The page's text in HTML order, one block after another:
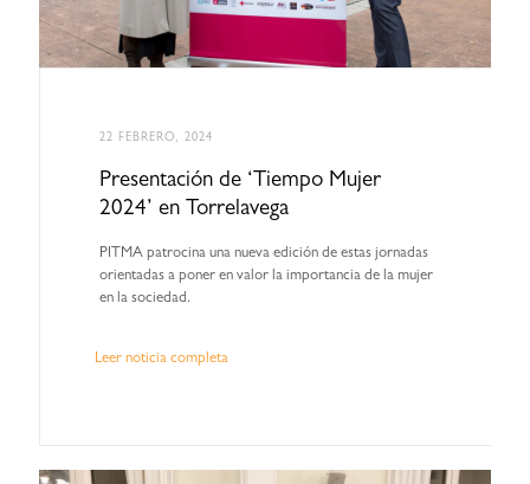
22 FEBRERO, 2024
Presentación de ‘Tiempo Mujer
2024’ en Torrelavega
PITMA patrocina una nueva edición de estas jornadas
orientadas a poner en valor la importancia de la mujer
en la sociedad.
Leer noticia completa